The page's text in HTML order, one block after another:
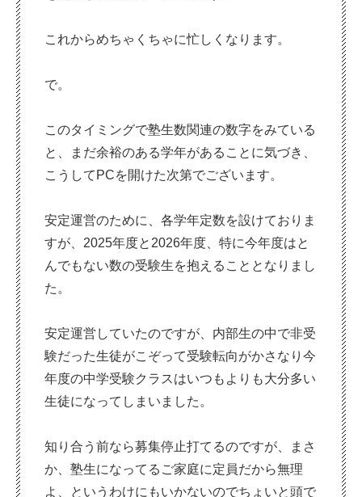
これからめちゃくちゃに忙しくなります。
で。
このタイミングで塾生数関連の数字をみている
と、まだ余裕のある学年があることに気づき、
こうしてPCを開けた次第でございます。
安定運営のために、各学年定数を設けておりま
すが、2025年度と2026年度、特に今年度はと
んでもない数の受験生を抱えることとなりまし
た。
安定運営していたのですが、内部生の中で非受
験だった生徒がこぞって受験転向がかさなり今
年度の中学受験クラスはいつもよりも大分多い
生徒になってしまいました。
知り合う前なら募集停止打てるのですが、まさ
か、塾生になってるご家庭に定員だから無理
よ、というわけにもいかないのでちょいと頭で